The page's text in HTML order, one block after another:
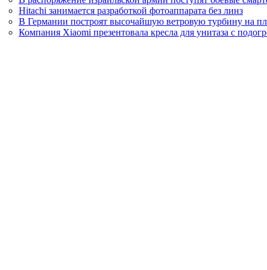
Hitachi занимается разработкой фотоаппарата без линз
В Германии построят высочайшую ветровую турбину на
Компания Xiaomi презентовала кресла для унитаза с